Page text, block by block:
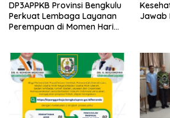
DP3APPKB Provinsi Bengkulu
Perkuat Lembaga Layanan
Perempuan di Momen Hari
Jawab